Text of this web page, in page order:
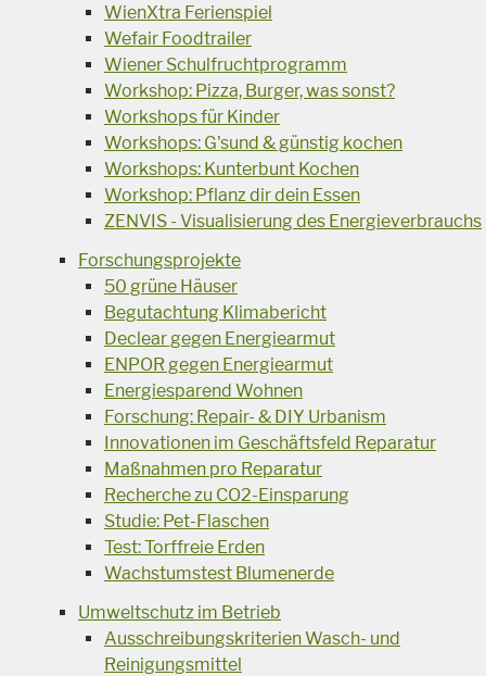
WienXtra Ferienspiel
Wefair Foodtrailer
Wiener Schulfruchtprogramm
Workshop: Pizza, Burger, was sonst?
Workshops für Kinder
Workshops: G'sund & günstig kochen
Workshops: Kunterbunt Kochen
Workshop: Pflanz dir dein Essen
ZENVIS - Visualisierung des Energieverbrauchs
Forschungsprojekte
50 grüne Häuser
Begutachtung Klimabericht
Declear gegen Energiearmut
ENPOR gegen Energiearmut
Energiesparend Wohnen
Forschung: Repair- & DIY Urbanism
Innovationen im Geschäftsfeld Reparatur
Maßnahmen pro Reparatur
Recherche zu CO2-Einsparung
Studie: Pet-Flaschen
Test: Torffreie Erden
Wachstumstest Blumenerde
Umweltschutz im Betrieb
Ausschreibungskriterien Wasch- und
Reinigungsmittel